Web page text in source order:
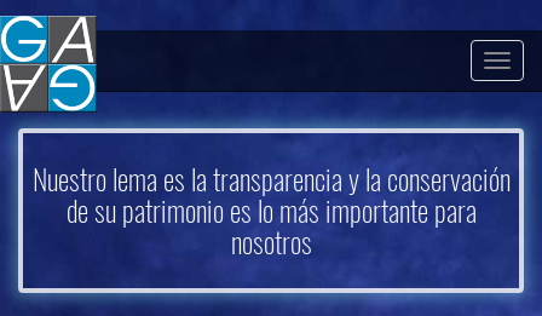
Nuestro lema es la transparencia y la conservación
de su patrimonio es lo más importante para
nosotros